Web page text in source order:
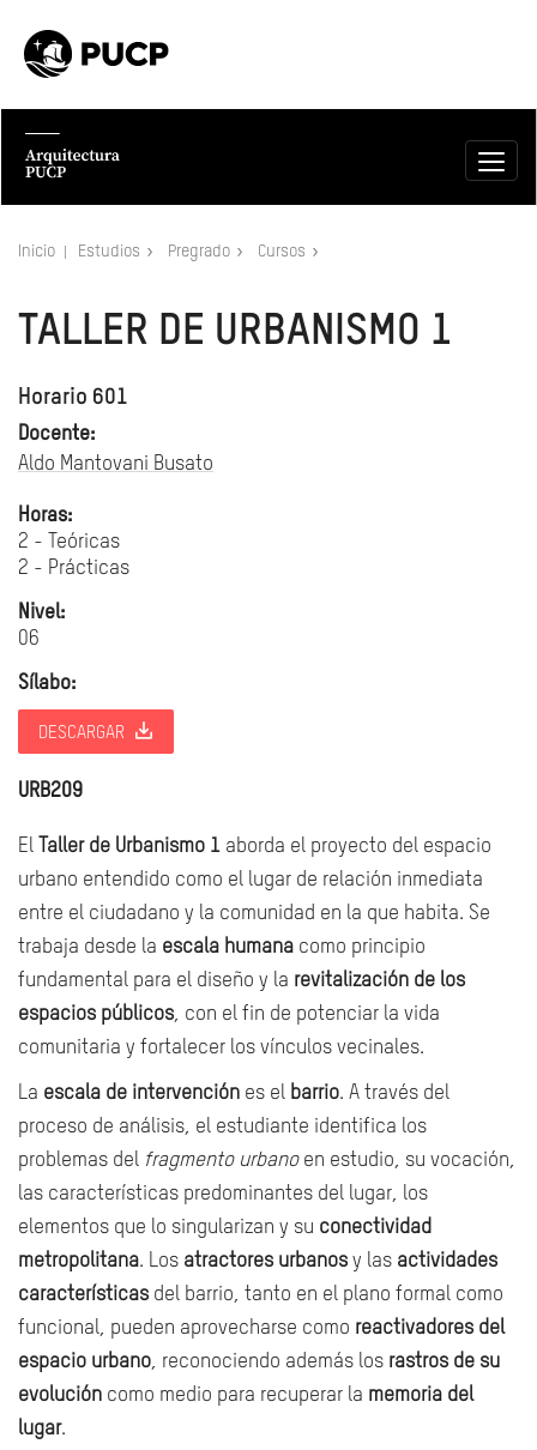
Inicio Estudios Pregrado Cursos
TALLER DE URBANISMO 1
Horario 601
Docente:
Aldo Mantovani Busato
Horas:
2 - Teóricas
2 - Prácticas
Nivel:
06
Sílabo:
DESCARGAR
URB209
El Taller de Urbanismo 1 aborda el proyecto del espacio
urbano entendido como el lugar de relación inmediata
entre el ciudadano y la comunidad en la que habita. Se
trabaja desde la escala humana como principio
fundamental para el diseño y la revitalización de los
espacios públicos, con el fin de potenciar la vida
comunitaria y fortalecer los vínculos vecinales.
La escala de intervención es el barrio. A través del
proceso de análisis, el estudiante identifica los
problemas del fragmento urbanoen estudio, su vocación,
las características predominantes del lugar, los
elementos que lo singularizan y su conectividad
metropolitana. Los atractores urbanos y las actividades
características del barrio, tanto en el plano formal como
funcional, pueden aprovecharse como reactivadores del
espacio urbano, reconociendo además los rastros de su
evolución como medio para recuperar la memoria del
lugar.